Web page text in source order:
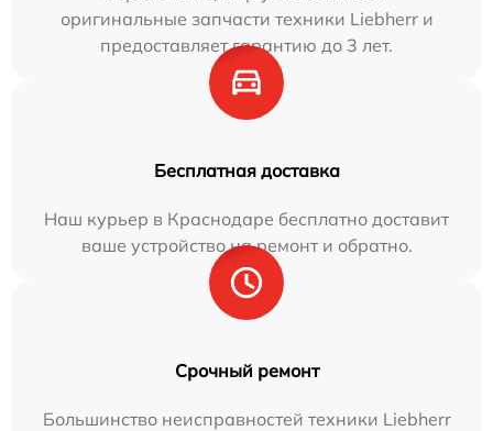
оригинальные запчасти техники Liebherr и
предоставляет гарантию до 3 лет.
Бесплатная доставка
Наш курьер в Краснодаре бесплатно доставит
ваше устройство на ремонт и обратно.
Срочный ремонт
Большинство неисправностей техники Liebherr